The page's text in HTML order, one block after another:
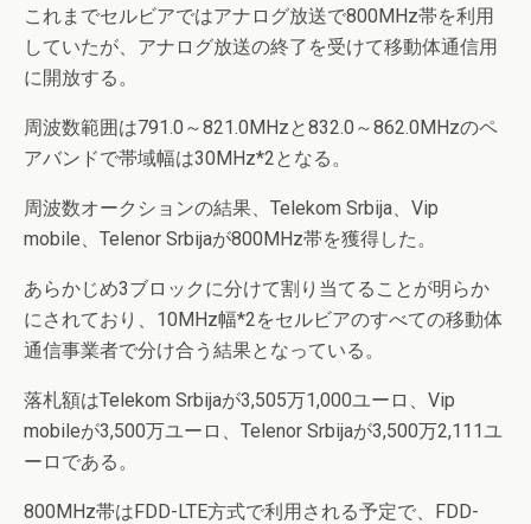
これまでセルビアではアナログ放送で800MHz帯を利用
していたが、アナログ放送の終了を受けて移動体通信用
に開放する。
周波数範囲は791.0～821.0MHzと832.0～862.0MHzのペ
アバンドで帯域幅は30MHz*2となる。
周波数オークションの結果、Telekom Srbija、Vip
mobile、Telenor Srbijaが800MHz帯を獲得した。
あらかじめ3ブロックに分けて割り当てることが明らか
にされており、10MHz幅*2をセルビアのすべての移動体
通信事業者で分け合う結果となっている。
落札額はTelekom Srbijaが3,505万1,000ユーロ、Vip
mobileが3,500万ユーロ、Telenor Srbijaが3,500万2,111ユ
ーロである。
800MHz帯はFDD-LTE方式で利用される予定で、FDD-